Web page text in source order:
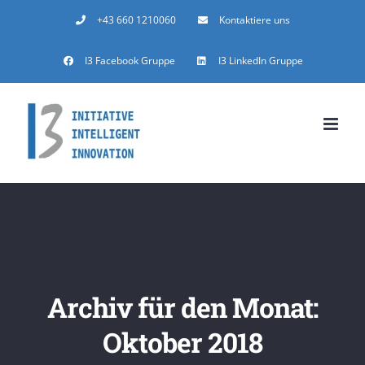
+43 660 1210060 Kontaktiere uns
I3 Facebook Gruppe I3 LinkedIn Gruppe
Archiv für den Monat:
Oktober 2018